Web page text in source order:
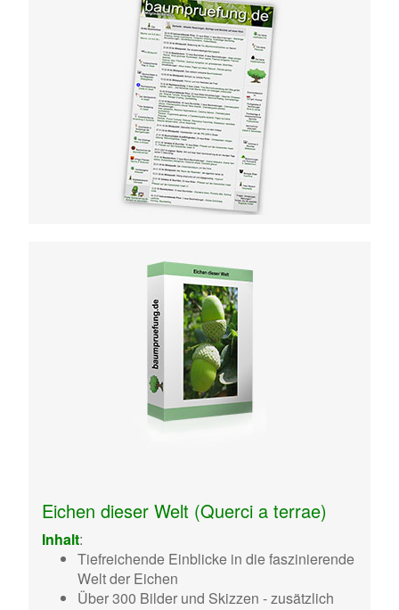
Eichen dieser Welt (Querci a terrae)
Inhalt:
Tiefreichende Einblicke in die faszinierende
Welt der Eichen
Über 300 Bilder und Skizzen - zusätzlich